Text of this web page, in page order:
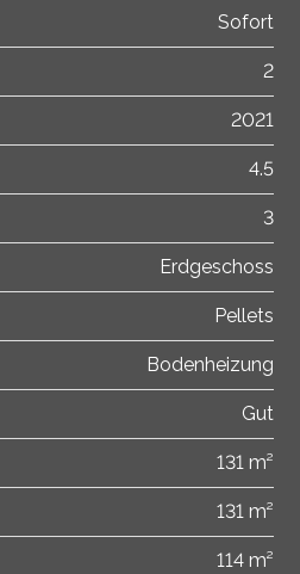
Sofort
2
2021
4.5
3
Erdgeschoss
Pellets
Bodenheizung
Gut
131 m²
131 m²
114 m²